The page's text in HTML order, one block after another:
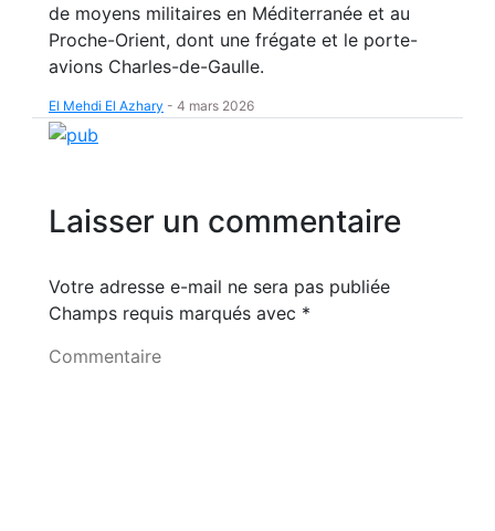
de moyens militaires en Méditerranée et au
Proche-Orient, dont une frégate et le porte-
avions Charles-de-Gaulle.
El Mehdi El Azhary - 4 mars 2026
Laisser un commentaire
Votre adresse e-mail ne sera pas publiée
Champs requis marqués avec *
Commentaire